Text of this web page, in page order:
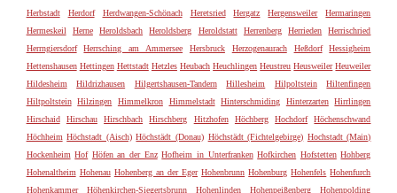
Herbstadt
Herdorf Herdwangen-Schönach Heretsried Hergatz Hergensweiler
Hermaringen
Hermeskeil
Herne Heroldsbach Heroldsberg Heroldstatt Herrenberg Herrieden
Herrischried
Herrngiersdorf
Herrsching am Ammersee Hersbruck Herzogenaurach Heßdorf
Hessigheim
Hettenshausen Hettingen Hettstadt Hetzles Heubach Heuchlingen Heustreu Heusweiler Heuweiler
Hildesheim
Hildrizhausen Hilgertshausen-Tandern Hillesheim Hilpoltstein
Hiltenfingen
Hiltpoltstein
Hilzingen Himmelkron Himmelstadt Hinterschmiding Hinterzarten
Hirrlingen
Hirschaid
Hirschau Hirschbach Hirschberg Hitzhofen Höchberg Hochdorf
Höchenschwand
Höchheim Höchstadt (Aisch) Höchstädt (Donau) Höchstädt (Fichtelgebirge) Hochstadt (Main)
Hockenheim Hof Höfen an der Enz Hofheim in Unterfranken Hofkirchen Hofstetten Hohberg
Hohenaltheim Hohenau Hohenberg an der Eger Hohenbrunn Hohenburg Hohenfels Hohenfurch
Hohenkammer
Höhenkirchen-Siegertsbrunn Hohenlinden Hohenpeißenberg
Hohenpolding